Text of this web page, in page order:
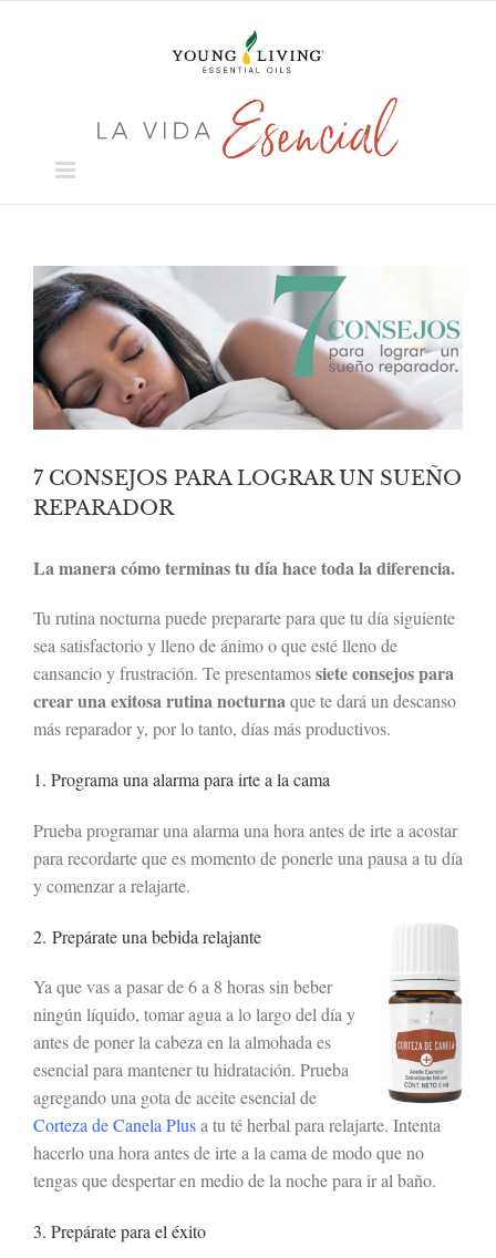
View
Larger
Image
7 CONSEJOS PARA LOGRAR UN SUEÑO
REPARADOR
La manera cómo terminas tu día hace toda la diferencia.
Tu rutina nocturna puede prepararte para que tu día siguiente
sea satisfactorio y lleno de ánimo o que esté lleno de
cansancio y frustración. Te presentamossiete consejos para
crear una exitosa rutina nocturnaque te dará un descanso
más reparador y, por lo tanto, días más productivos.
1. Programa una alarma para irte a la cama
Prueba programar una alarma una hora antes de irte a acostar
para recordarte que es momento de ponerle una pausa a tu día
y comenzar a relajarte.
2. Prepárate una bebida relajante
Ya que vas a pasar de 6 a 8 horas sin beber
ningún líquido, tomar agua a lo largo del día y
antes de poner la cabeza en la almohada es
esencial para mantener tu hidratación. Prueba
agregando una gota de aceite esencial de
Corteza de Canela Plusa tu té herbal para relajarte. Intenta
hacerlo una hora antes de irte a la cama de modo que no
tengas que despertar en medio de la noche para ir al baño.
3. Prepárate para el éxito